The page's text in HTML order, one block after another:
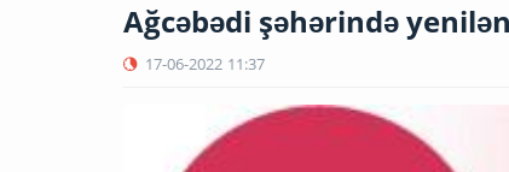
Ağcəbədi şəhərində
17-06-2022 11:37